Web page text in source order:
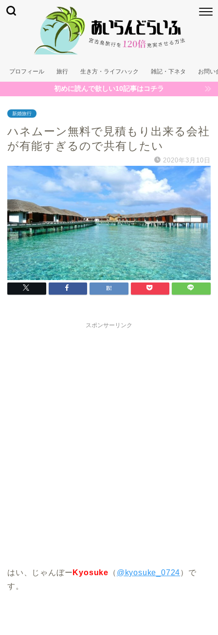
プロフィール 旅行 生き方・ライフハック 雑記・下ネタ お問い
初めに読んで欲しい10記事はコチラ
新婚旅行
ハネムーン無料で見積もり出来る会社
が有能すぎるので共有したい
2020年3月10日
スポンサーリンク
はい、じゃんぼー Kyosuke （ @kyosuke_0724）で
す。